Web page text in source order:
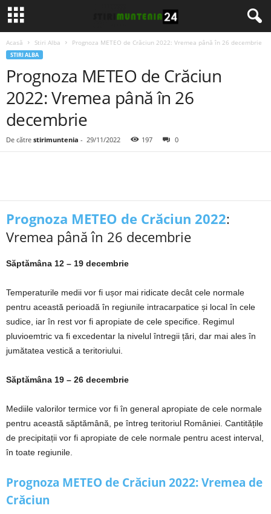
Acasă Stiri Alba Prognoza METEO de Crăciun 2022: Vremea până în 26 decembrie
STIRI ALBA
Prognoza METEO de Crăciun
2022: Vremea până în 26
decembrie
De către stirimuntenia - 29/11/2022 197 0
Prognoza METEO de Crăciun 2022:
Vremea până în 26 decembrie
Săptămâna 12 – 19 decembrie
Temperaturile medii vor fi ușor mai ridicate decât cele normale
pentru această perioadă în regiunile intracarpatice și local în cele
sudice, iar în rest vor fi apropiate de cele specifice. Regimul
pluvioemtric va fi excedentar la nivelul întregii țări, dar mai ales în
jumătatea vestică a teritoriului.
Săptămâna 19 – 26 decembrie
Mediile valorilor termice vor fi în general apropiate de cele normale
pentru această săptămână, pe întreg teritoriul României. Cantitățile
de precipitații vor fi apropiate de cele normale pentru acest interval,
în toate regiunile.
Prognoza METEO de Crăciun 2022:Vremea de
Crăciun